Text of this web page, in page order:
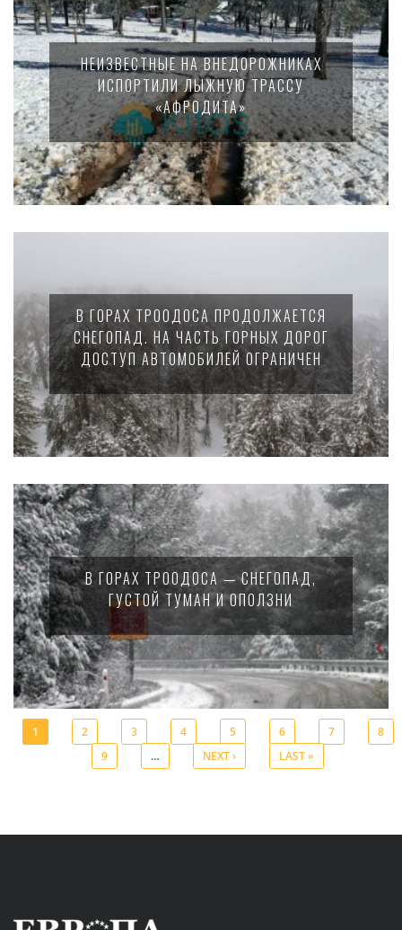
НЕИЗВЕСТНЫЕ НА ВНЕДОРОЖНИКАХ
ИСПОРТИЛИ ЛЫЖНУЮ ТРАССУ
«АФРОДИТА»
В ГОРАХ ТРООДОСА ПРОДОЛЖАЕТСЯ
СНЕГОПАД. НА ЧАСТЬ ГОРНЫХ ДОРОГ
ДОСТУП АВТОМОБИЛЕЙ ОГРАНИЧЕН
В ГОРАХ ТРООДОСА — СНЕГОПАД,
ГУСТОЙ ТУМАН И ОПОЛЗНИ
1 2 3 4 5 6 7
8
9
… NEXT › LAST »